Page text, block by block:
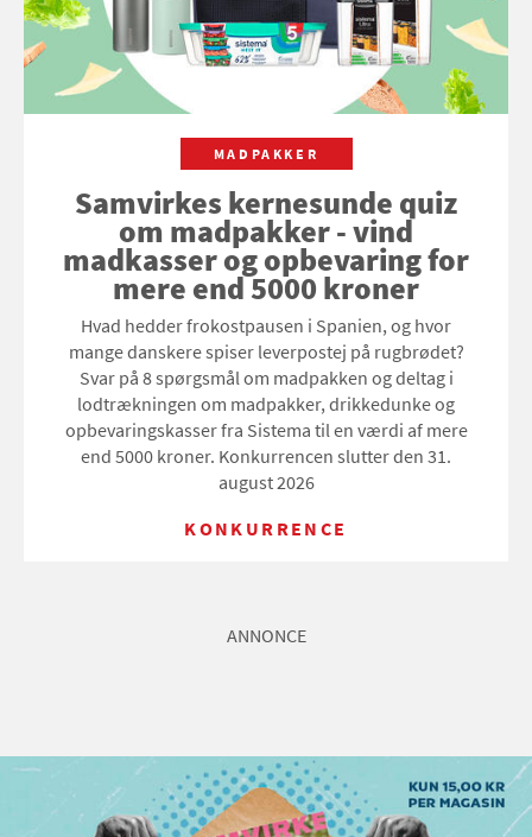
MADPAKKER
Samvirkes kernesunde quiz
om madpakker - vind
madkasser og opbevaring for
mere end 5000 kroner
Hvad hedder frokostpausen i Spanien, og hvor
mange danskere spiser leverpostej på rugbrødet?
Svar på 8 spørgsmål om madpakken og deltag i
lodtrækningen om madpakker, drikkedunke og
opbevaringskasser fra Sistema til en værdi af mere
end 5000 kroner. Konkurrencen slutter den 31.
august 2026
KONKURRENCE
ANNONCE